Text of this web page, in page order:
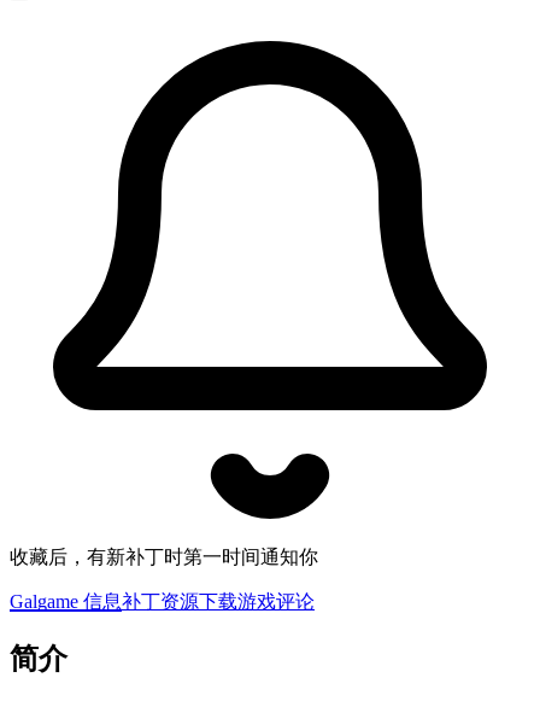
收藏后，有新补丁时第一时间通知你
Galgame 信息补丁资源下载游戏评论
简介